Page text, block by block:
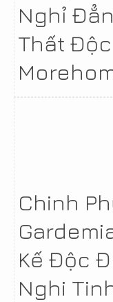
Nghỉ
Thất
Chinh
Kế Độc
Nghi